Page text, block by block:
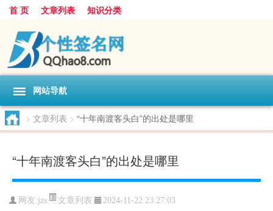
首 页 文章列表 知识分类
网站导航
> 文章列表 > “十年南渡客头白”的出处是哪里
“十年南渡客头白”的出处是哪里
网友:jzs 文章列表 2024-11-22 23:27:03